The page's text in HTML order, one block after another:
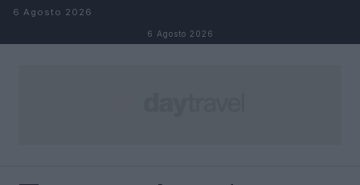
Salta al contenuto
6 Agosto 2026
6 Agosto 2026